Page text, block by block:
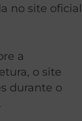
no site oficial
a
o site
durante o